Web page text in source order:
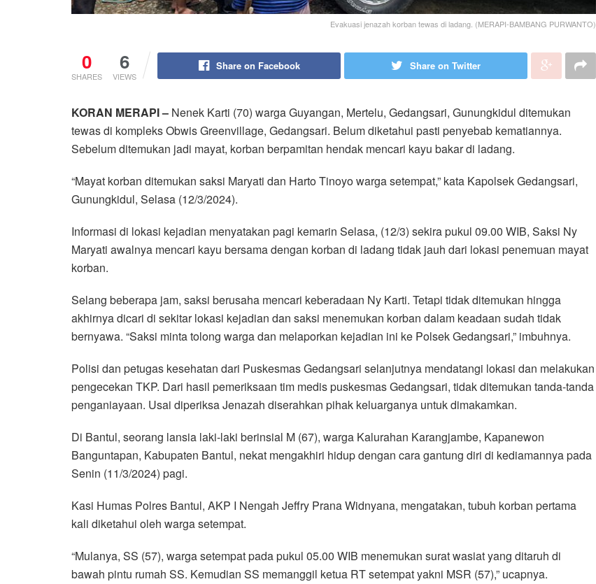
Evakuasi jenazah korban tewas di ladang. (MERAPI-BAMBANG PURWANTO)
0
SHARES
6
VIEWS
Share on Facebook Share on Twitter
KORAN MERAPI – Nenek Karti (70) warga Guyangan, Mertelu, Gedangsari, Gunungkidul ditemukan
tewas di kompleks Obwis Greenvillage, Gedangsari. Belum diketahui pasti penyebab kematiannya.
Sebelum ditemukan jadi mayat, korban berpamitan hendak mencari kayu bakar di ladang.
“Mayat korban ditemukan saksi Maryati dan Harto Tinoyo warga setempat,” kata Kapolsek Gedangsari,
Gunungkidul, Selasa (12/3/2024).
Informasi di lokasi kejadian menyatakan pagi kemarin Selasa, (12/3) sekira pukul 09.00 WIB, Saksi Ny
Maryati awalnya mencari kayu bersama dengan korban di ladang tidak jauh dari lokasi penemuan mayat
korban.
Selang beberapa jam, saksi berusaha mencari keberadaan Ny Karti. Tetapi tidak ditemukan hingga
akhirnya dicari di sekitar lokasi kejadian dan saksi menemukan korban dalam keadaan sudah tidak
bernyawa. “Saksi minta tolong warga dan melaporkan kejadian ini ke Polsek Gedangsari,” imbuhnya.
Polisi dan petugas kesehatan dari Puskesmas Gedangsari selanjutnya mendatangi lokasi dan melakukan
pengecekan TKP. Dari hasil pemeriksaan tim medis puskesmas Gedangsari, tidak ditemukan tanda-tanda
penganiayaan. Usai diperiksa Jenazah diserahkan pihak keluarganya untuk dimakamkan.
Di Bantul, seorang lansia laki-laki berinsial M (67), warga Kalurahan Karangjambe, Kapanewon
Banguntapan, Kabupaten Bantul, nekat mengakhiri hidup dengan cara gantung diri di kediamannya pada
Senin (11/3/2024) pagi.
Kasi Humas Polres Bantul, AKP I Nengah Jeffry Prana Widnyana, mengatakan, tubuh korban pertama
kali diketahui oleh warga setempat.
“Mulanya, SS (57), warga setempat pada pukul 05.00 WIB menemukan surat wasiat yang ditaruh di
bawah pintu rumah SS. Kemudian SS memanggil ketua RT setempat yakni MSR (57),” ucapnya.